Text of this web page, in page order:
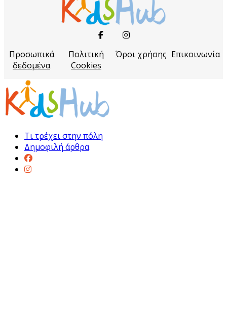
Προσωπικά
δεδομένα
Πολιτική
Cookies
Όροι χρήσης Επικοινωνία
Τι τρέχει στην πόλη
Δημοφιλή άρθρα